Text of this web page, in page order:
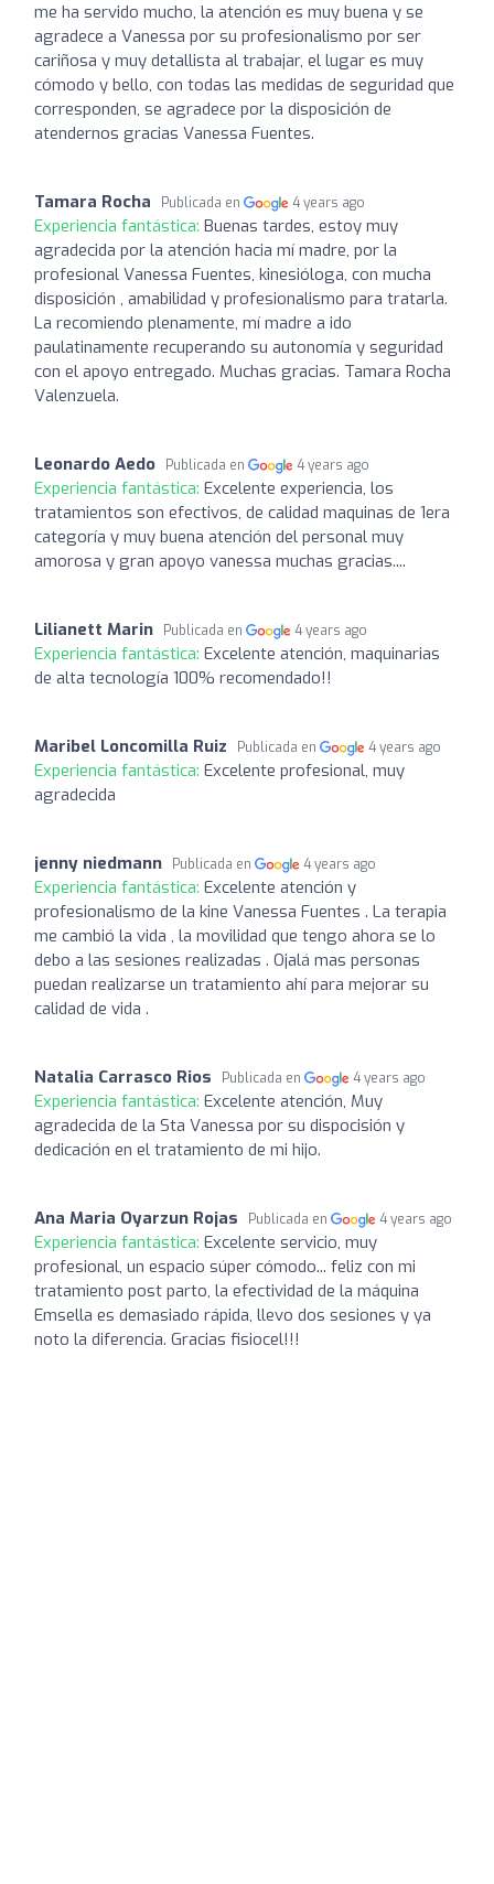
me ha servido mucho, la atención es muy buena y se
agradece a Vanessa por su profesionalismo por ser
cariñosa y muy detallista al trabajar, el lugar es muy
cómodo y bello, con todas las medidas de seguridad que
corresponden, se agradece por la disposición de
atendernos gracias Vanessa Fuentes.
Tamara Rocha Publicada en 4 years ago
Experiencia fantástica: Buenas tardes, estoy muy
agradecida por la atención hacia mí madre, por la
profesional Vanessa Fuentes, kinesióloga, con mucha
disposición , amabilidad y profesionalismo para tratarla.
La recomiendo plenamente, mí madre a ido
paulatinamente recuperando su autonomía y seguridad
con el apoyo entregado. Muchas gracias. Tamara Rocha
Valenzuela.
Leonardo Aedo Publicada en 4 years ago
Experiencia fantástica: Excelente experiencia, los
tratamientos son efectivos, de calidad maquinas de 1era
categoría y muy buena atención del personal muy
amorosa y gran apoyo vanessa muchas gracias....
Lilianett Marin Publicada en 4 years ago
Experiencia fantástica: Excelente atención, maquinarias
de alta tecnología 100% recomendado!!
Maribel Loncomilla Ruiz Publicada en 4 years ago
Experiencia fantástica: Excelente profesional, muy
agradecida
jenny niedmann Publicada en 4 years ago
Experiencia fantástica: Excelente atención y
profesionalismo de la kine Vanessa Fuentes . La terapia
me cambió la vida , la movilidad que tengo ahora se lo
debo a las sesiones realizadas . Ojalá mas personas
puedan realizarse un tratamiento ahí para mejorar su
calidad de vida .
Natalia Carrasco Rios Publicada en 4 years ago
Experiencia fantástica: Excelente atención, Muy
agradecida de la Sta Vanessa por su dispocisión y
dedicación en el tratamiento de mi hijo.
Ana Maria Oyarzun Rojas Publicada en 4 years ago
Experiencia fantástica: Excelente servicio, muy
profesional, un espacio súper cómodo... feliz con mi
tratamiento post parto, la efectividad de la máquina
Emsella es demasiado rápida, llevo dos sesiones y ya
noto la diferencia. Gracias fisiocel!!!